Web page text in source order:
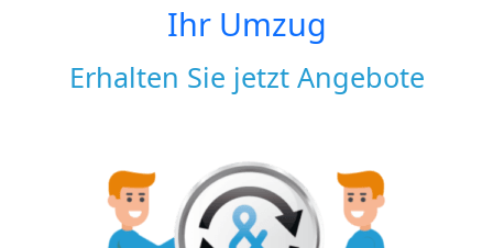
Ihr Umzug
Erhalten Sie jetzt Angebote